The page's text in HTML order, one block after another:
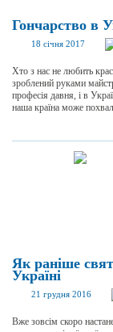
Гончарство в
18 січня 2017
Хто з нас не любить
зроблений руками
професія давня, і в
наша країна може
Як раніше
Україні
21 грудня 2016
Вже зовсім скоро